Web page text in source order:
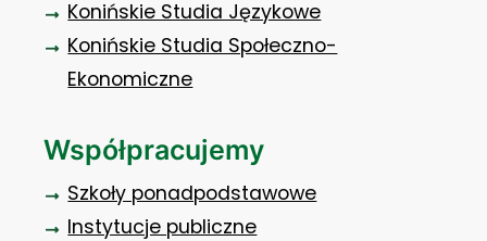
Konińskie Studia Językowe
Konińskie Studia Społeczno-
Ekonomiczne
Współpracujemy
Szkoły ponadpodstawowe
Instytucje publiczne